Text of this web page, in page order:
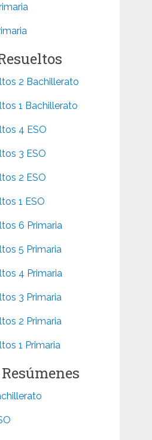
2 Bachillerato
1 Bachillerato
4 ESO
3 ESO
2 ESO
1 ESO
6 Primaria
5 Primaria
4 Primaria
3 Primaria
2 Primaria
1 Primaria